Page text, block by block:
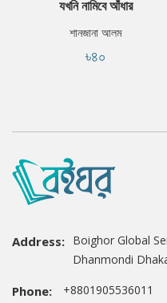
যখনি নামিবে আঁধার
শানজানা আলম
৳৪০
Address: Boighor Global
Dhanmondi
Phone: +8801905536011